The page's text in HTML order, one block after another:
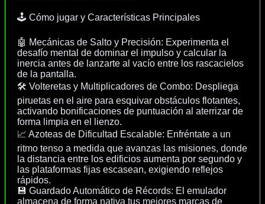
🕹️ Cómo jugar y Características Principales
🤖 Mecánicas de Salto y Precisión: Experimenta el
desafío mental de dominar el impulso y calcular la
inercia antes de lanzarte al vacío entre los rascacielos
de la pantalla.
🛠️ Volteretas y Multiplicadores de Combo: Despliega
piruetas en el aire para esquivar obstáculos flotantes,
activando bonificaciones de puntuación al aterrizar de
forma limpia en el lienzo.
📈 Azoteas de Dificultad Escalable: Enfréntate a un
ritmo tenso a medida que avanzas las misiones, donde
la distancia entre los edificios aumenta por segundo y
las plataformas fijas escasean, exigiendo reflejos
rápidos.
💾 Guardado Automático de Récords: El emulador
almacena de forma nativa tus mejores marcas de